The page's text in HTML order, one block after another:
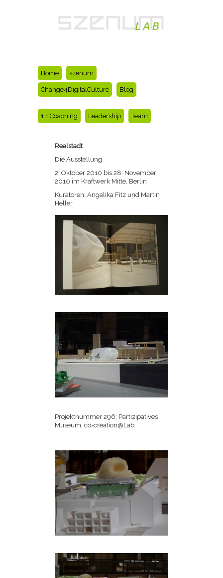
Home szenum
Change4DigitalCulture Blog
1:1 Coaching Leadership Team
Realstadt
Die Ausstellung
2. Oktober 2010 bis 28. November
2010 im Kraftwerk Mitte, Berlin
Kuratoren: Angelika Fitz und Martin
Heller
Projektnummer 296: Partizipatives
Museum. co-creation@Lab